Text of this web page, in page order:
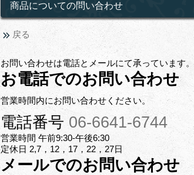
商品についての問い合わせ
戻る
お問い合わせは電話とメールにて承っています。
お電話でのお問い合わせ
営業時間内にお問い合わせください。
電話番号 06-6641-6744
営業時間 午前9:30-午後6:30
定休日 2,7，12，17，22，27日
メールでのお問い合わせ